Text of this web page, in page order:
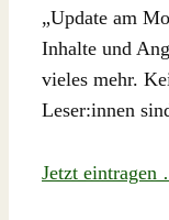
„Update am
Inhalte und
vieles mehr.
Leser:innen
Jetzt eintragen